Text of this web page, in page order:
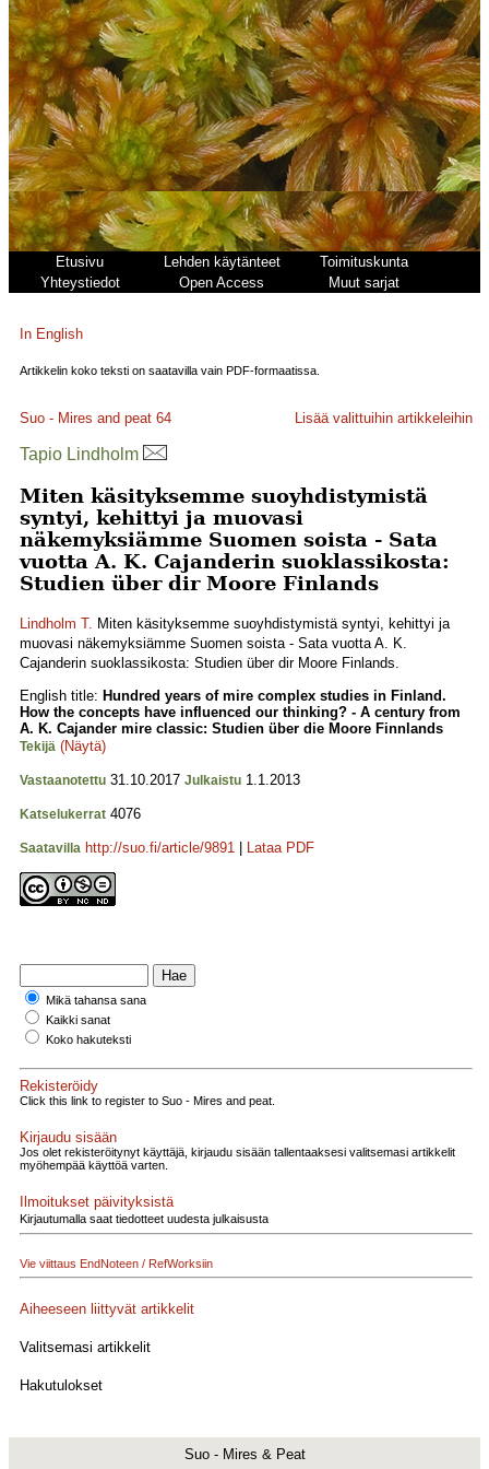
Etusivu Lehden käytänteet
Toimituskunta
Yhteystiedot
Open Access Muut sarjat
In English
Artikkelin koko teksti on saatavilla vain PDF-formaatissa.
Suo - Mires and peat 64 Lisää valittuihin artikkeleihin
Tapio Lindholm
Miten käsityksemme suoyhdistymistä
syntyi, kehittyi ja muovasi
näkemyksiämme Suomen soista - Sata
vuotta A. K. Cajanderin suoklassikosta:
Studien über dir Moore Finlands
Lindholm T. Miten käsityksemme suoyhdistymistä syntyi, kehittyi ja
muovasi näkemyksiämme Suomen soista - Sata vuotta A. K.
Cajanderin suoklassikosta: Studien über dir Moore Finlands.
English title: Hundred years of mire complex studies in Finland.
How the concepts have influenced our thinking? - A century from
A. K. Cajander mire classic: Studien über die Moore Finnlands
Tekijä (Näytä)
Vastaanotettu 31.10.2017 Julkaistu 1.1.2013
Katselukerrat 4076
Saatavilla http://suo.fi/article/9891 Lataa PDF
Mikä tahansa sana
Kaikki sanat
Koko hakuteksti
Rekisteröidy
Click this link to register to Suo - Mires and peat.
Kirjaudu sisään
Jos olet rekisteröitynyt käyttäjä, kirjaudu sisään tallentaaksesi valitsemasi artikkelit
myöhempää käyttöä varten.
Ilmoitukset päivityksistä
Kirjautumalla saat tiedotteet uudesta julkaisusta
Vie viittaus EndNoteen / RefWorksiin
Aiheeseen liittyvät artikkelit
Valitsemasi artikkelit
Hakutulokset
Suo - Mires & Peat